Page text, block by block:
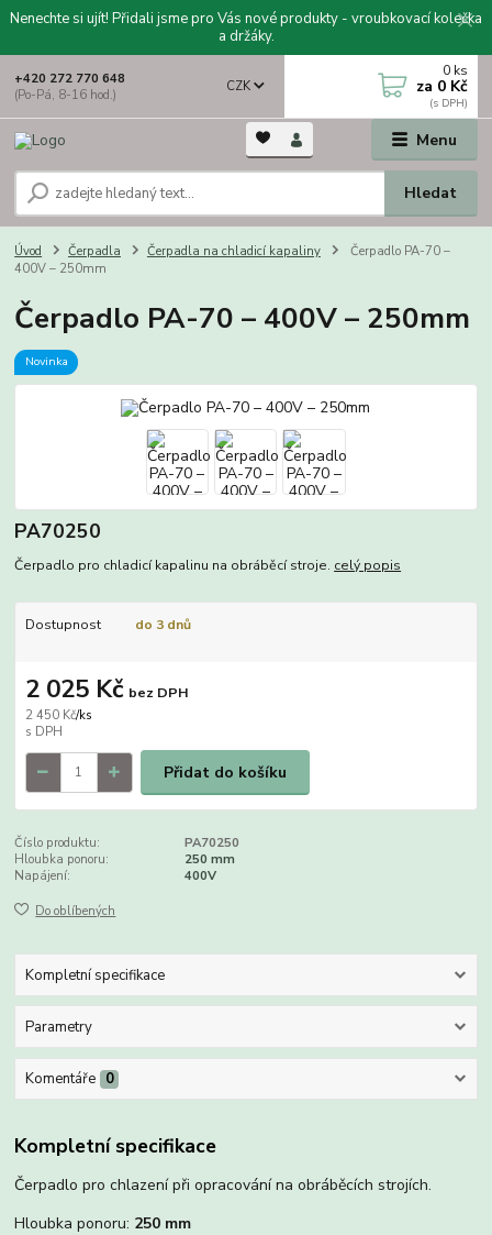
Nenechte si ujít! Přidali jsme pro Vás nové produkty - vroubkovací kolečka
a držáky.
Menu
CZK
Hledat
+420 272 770 648
(Po-Pá, 8-16 hod.)
0 ks
za 0 Kč
Úvod Čerpadla Čerpadla na chladicí kapaliny
Čerpadlo PA-70 –
400V – 250mm
Čerpadlo PA-70 – 400V – 250mm
Novinka
PA70250
Čerpadlo pro chladicí kapalinu na obráběcí stroje. celý popis
Dostupnost do 3 dnů
2 450 Kč/ks
2 025 Kč bez DPH
Přidat do košíku
Číslo produktu:
PA70250
Hloubka ponoru:
250 mm
Napájení:
400V
Do oblíbených
Kompletní specifikace
Parametry
Komentáře 0
Kompletní specifikace
Čerpadlo pro chlazení při opracování na obráběcích strojích.
Hloubka ponoru: 250 mm